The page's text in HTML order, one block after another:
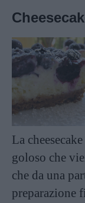
La
goloso che
che da una
preparazione